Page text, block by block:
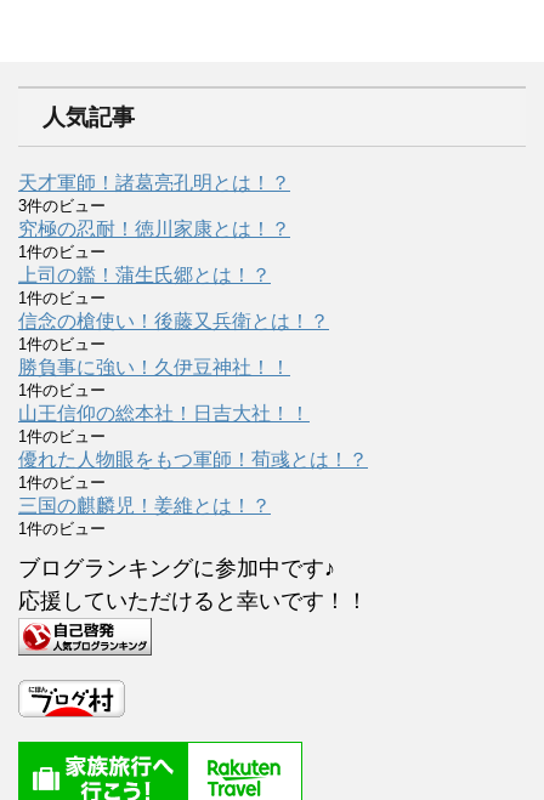
人気記事
天才軍師！諸葛亮孔明とは！？
3件のビュー
究極の忍耐！徳川家康とは！？
1件のビュー
上司の鑑！蒲生氏郷とは！？
1件のビュー
信念の槍使い！後藤又兵衛とは！？
1件のビュー
勝負事に強い！久伊豆神社！！
1件のビュー
山王信仰の総本社！日吉大社！！
1件のビュー
優れた人物眼をもつ軍師！荀彧とは！？
1件のビュー
三国の麒麟児！姜維とは！？
1件のビュー
ブログランキングに参加中です♪
応援していただけると幸いです！！